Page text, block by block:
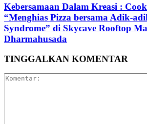
Kebersamaan Dalam Kreasi :
“Menghias Pizza bersama Adik-
Syndrome” di Skycave Rooftop
Dharmahusada
TINGGALKAN KOMENTAR